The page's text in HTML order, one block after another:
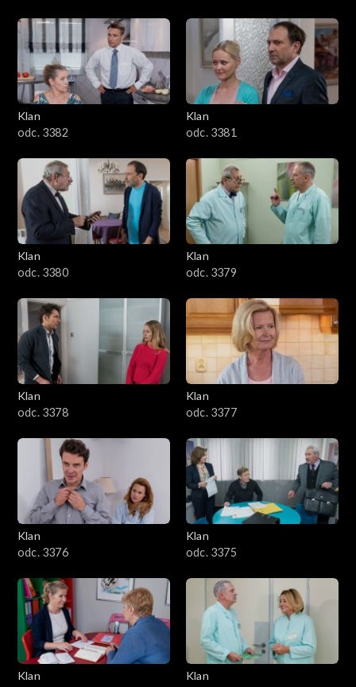
1501–1600
1401–1500
1301–1400
1201–1300
1101–1200
1001–1100
901–1000
801–900
701–800
601–700
501–600
401–500
301–400
201–300
101–200
1–100
Klan
odc. 3382
Klan
odc. 3381
Klan
odc. 3380
Klan
odc. 3379
Klan
odc. 3378
Klan
odc. 3377
Klan
odc. 3376
Klan
odc. 3375
Klan
Klan